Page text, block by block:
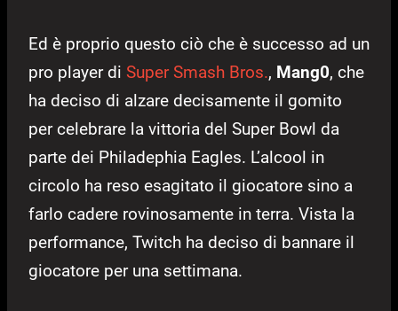
Ed è proprio questo ciò che è successo ad un
pro player di Super Smash Bros., Mang0, che
ha deciso di alzare decisamente il gomito
per celebrare la vittoria del Super Bowl da
parte dei Philadephia Eagles. L’alcool in
circolo ha reso esagitato il giocatore sino a
farlo cadere rovinosamente in terra. Vista la
performance, Twitch ha deciso di bannare il
giocatore per una settimana.